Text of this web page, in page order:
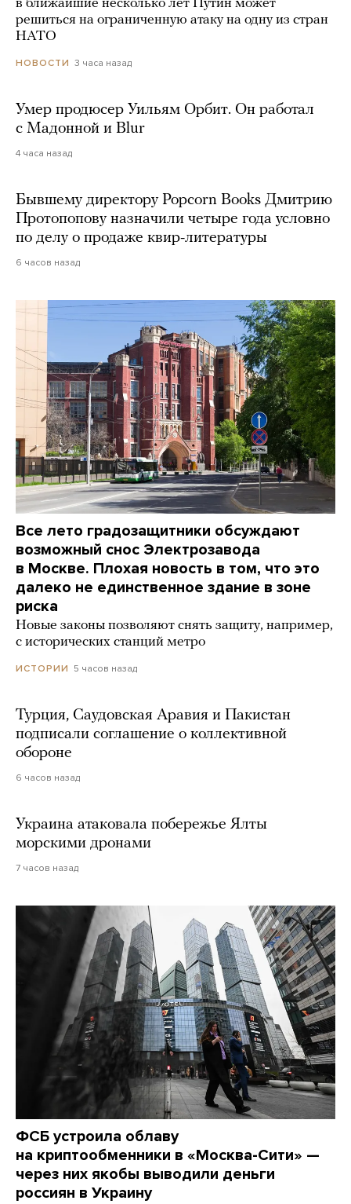
в ближайшие несколько лет Путин может
решиться на ограниченную атаку на одну из стран
НАТО
НОВОСТИ 3 часа назад
Умер продюсер Уильям Орбит. Он работал
с Мадонной и Blur
4 часа назад
Бывшему директору Popcorn Books Дмитрию
Протопопову назначили четыре года условно
по делу о продаже квир-литературы
6 часов назад
Все лето градозащитники обсуждают
возможный снос Электрозавода
в Москве. Плохая новость в том, что это
далеко не единственное здание в зоне
риска
Новые законы позволяют снять защиту, например,
с исторических станций метро
ИСТОРИИ 5 часов назад
Турция, Саудовская Аравия и Пакистан
подписали соглашение о коллективной
обороне
6 часов назад
Украина атаковала побережье Ялты
морскими дронами
7 часов назад
ФСБ устроила облаву
на криптообменники в «Москва-Сити» —
через них якобы выводили деньги
россиян в Украину